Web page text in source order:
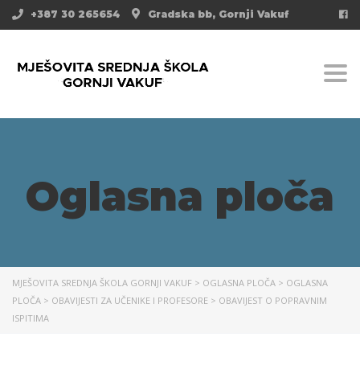
Gradska bb, Gornji Vakuf
+387 30 265654
Oglasna ploča
MJEŠOVITA SREDNJA ŠKOLA GORNJI VAKUF > OGLASNA PLOČA > OGLASNA
PLOČA > OBAVIJESTI ZA UČENIKE I PROFESORE > OBAVIJEST O POPRAVNIM
ISPITIMA